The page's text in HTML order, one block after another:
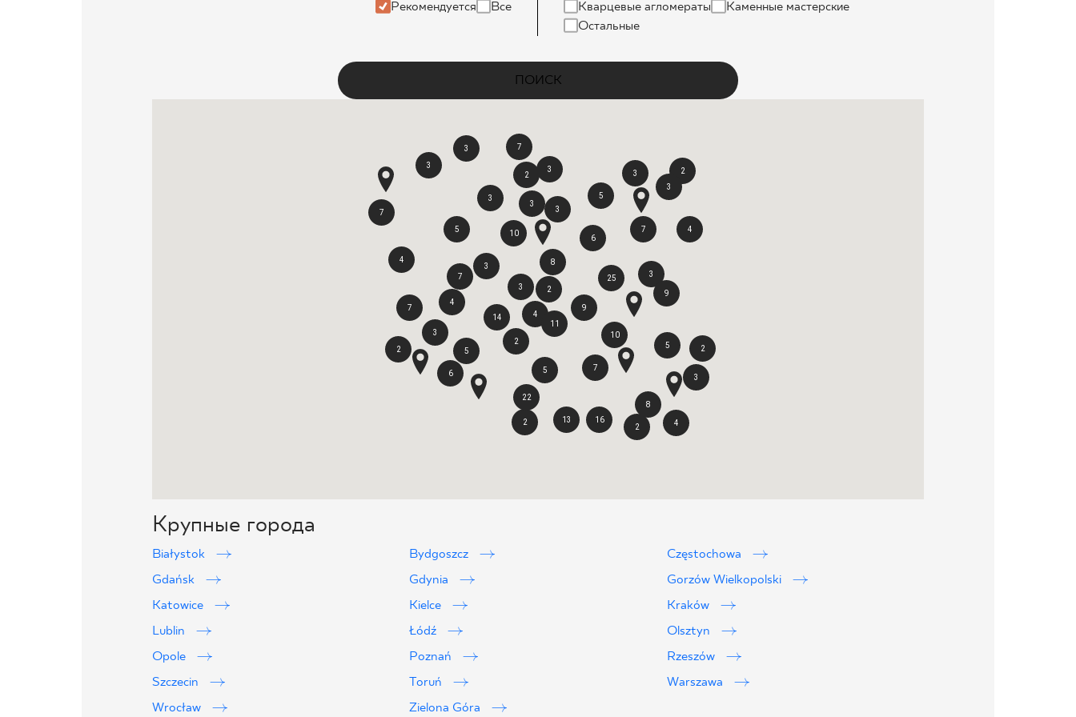
Рекомендуется Все Кварцевые агломераты
Каменные мастерские
Остальные
ПОИСК
6
3
14
9
3
10
5
7
4
3
13
7
9
5
22
25
8
3
7
4
5
11
16
10
2
3
6
2
3
3
3
3
7
3
2
5
2 2
3
3
8
4
7
7
5
2
4
3
4
2
2
Крупные города
Białystok Bydgoszcz
Częstochowa
Gdańsk
Gdynia
Gorzów Wielkopolski
Katowice
Kielce
Kraków
Lublin
Łódź
Olsztyn
Opole
Poznań
Rzeszów
Szczecin
Toruń
Warszawa
Wrocław
Zielona Góra